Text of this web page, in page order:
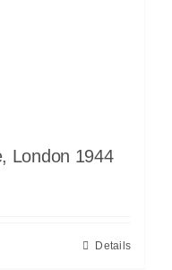
London 1944
Details